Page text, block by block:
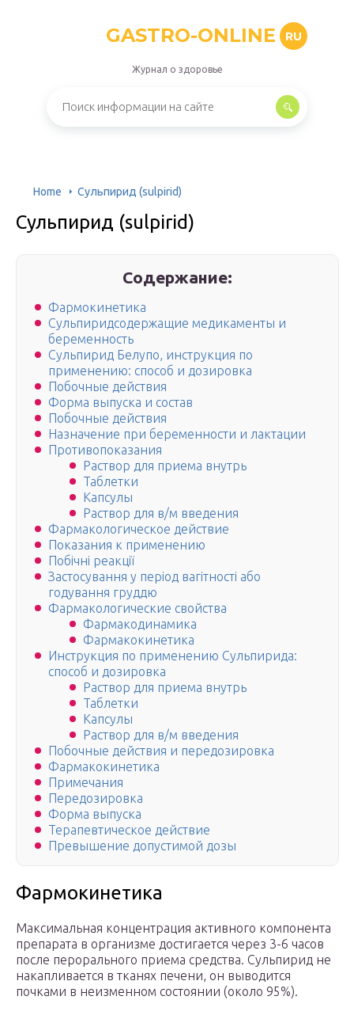
GASTRO-ONLINE RU
Журнал о здоровье
Home Сульпирид (sulpirid)
Сульпирид (sulpirid)
Содержание:
Фармокинетика
Сульпиридсодержащие медикаменты и
беременность
Сульпирид Белупо, инструкция по
применению: способ и дозировка
Побочные действия
Форма выпуска и состав
Побочные действия
Назначение при беременности и лактации
Противопоказания
Раствор для приема внутрь
Таблетки
Капсулы
Раствор для в/м введения
Фармакологическое действие
Показания к применению
Побічні реакції
Застосування у період вагітності або
годування груддю
Фармакологические свойства
Фармакодинамика
Фармакокинетика
Инструкция по применению Сульпирида:
способ и дозировка
Раствор для приема внутрь
Таблетки
Капсулы
Раствор для в/м введения
Побочные действия и передозировка
Фармакокинетика
Примечания
Передозировка
Форма выпуска
Терапевтическое действие
Превышение допустимой дозы
Фармокинетика
Максимальная концентрация активного компонента
препарата в организме достигается через 3-6 часов
после перорального приема средства. Сульпирид не
накапливается в тканях печени, он выводится
почками в неизменном состоянии (около 95%).